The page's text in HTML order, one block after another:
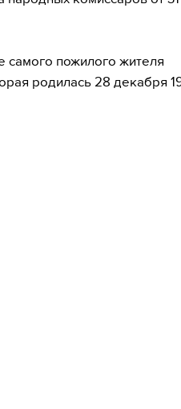
самого пожилого жителя
родилась 28 декабря